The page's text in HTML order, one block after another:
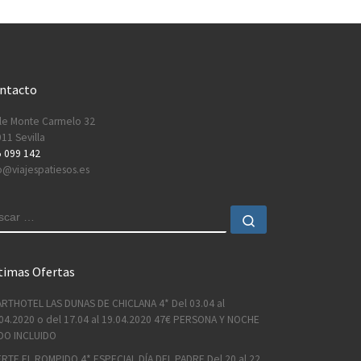
Monte Carmelo 32
Sevilla
099 142
Ofertas
LAS DUNAS DE CHICLANA 4* Del 03.04 al
o del 17.04 al 19.04.2020 47€ PERSONA Y NOCHE
INCLUIDO